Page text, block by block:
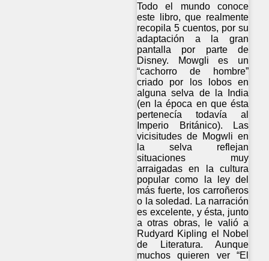
Todo el mundo conoce
este libro, que realmente
recopila 5 cuentos, por su
adaptación a la gran
pantalla por parte de
Disney. Mowgli es un
“cachorro de hombre”
criado por los lobos en
alguna selva de la India
(en la época en que ésta
pertenecía todavía al
Imperio Británico). Las
vicisitudes de Mogwli en
la selva reflejan
situaciones muy
arraigadas en la cultura
popular como la ley del
más fuerte, los carroñeros
o la soledad. La narración
es excelente, y ésta, junto
a otras obras, le valió a
Rudyard Kipling el Nobel
de Literatura. Aunque
muchos quieren ver “El